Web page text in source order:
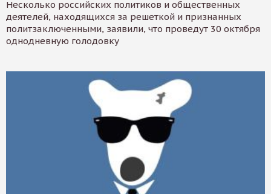
Несколько российских политиков и общественных
деятелей, находящихся за решеткой и признанных
политзаключенными, заявили, что проведут 30 октября
однодневную голодовку